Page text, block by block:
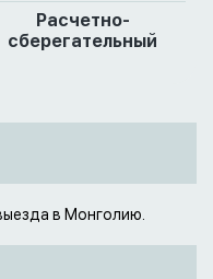
Расчетно-
сберегательный
в Монголию.